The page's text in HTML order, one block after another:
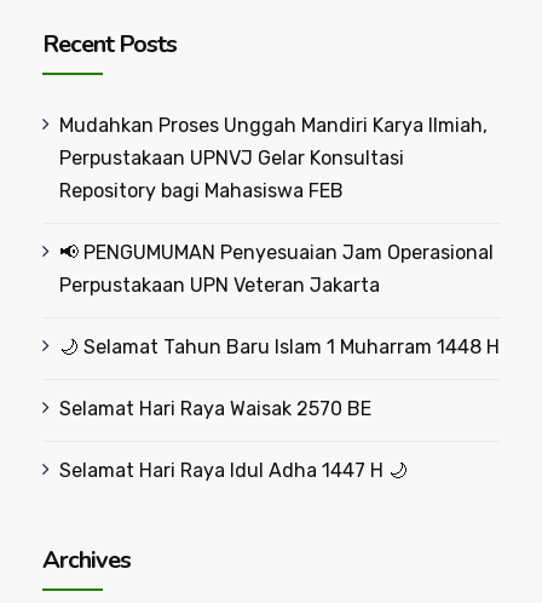
Recent Posts
Mudahkan Proses Unggah Mandiri Karya Ilmiah,
Perpustakaan UPNVJ Gelar Konsultasi
Repository bagi Mahasiswa FEB
📢 PENGUMUMAN Penyesuaian Jam Operasional
Perpustakaan UPN Veteran Jakarta
🌙 Selamat Tahun Baru Islam 1 Muharram 1448 H
Selamat Hari Raya Waisak 2570 BE
Selamat Hari Raya Idul Adha 1447 H 🌙
Archives